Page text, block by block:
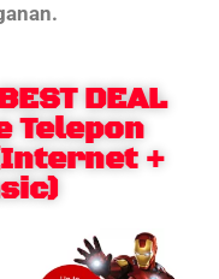
DEAL
Telepon
+